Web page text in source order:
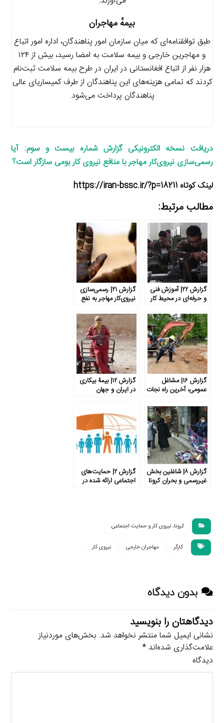
بیمهٔ مهاجران
طبق توافقنامه‌ای که میان سازمان امور پناهندگان، اداره امور اتباع
و مهاجرین خارجی و بیمه سلامت به امضا رسید، بیش از ۱۲۴
هزار نفر از اتباع افغانستانی در ایران در طرح بیمه سلامت ثبت‌نام
کردند که تمامی هزینه‌های این پناهندگان از طرف کمیساریای عالی
پناهندگان پرداخت می‌شود.
دریافت نسخه الکترونیکی گزارش شماره بیست و سوم: آیا
رسمی‌سازی نیروی‌کار مهاجر با منافع نیروی‌ کار بومی سازگار است؟
لینک کوتاه https://iran-bssc.ir/?p=18211
مطالب مرتبط:
گزارش ۲۲| آموزش فنی
‌و حرفه‌ای در محیط کار
و افزایش کیفیت
آموزش
گزارش ۲۱| رسمی‌سازی
نیروی‌کار مهاجر به نفع
ضرر آن‌ها؟
گزارش ۱۶| مشاغل
عمومی، آخرین راه نجات
گزارش ۱۲| بیمۀ بیکاری
در ایران و جهان
گزارش ۸| شاغلین بخش
غیررسمی و بحران کرونا
گزارش ۲| حمایت‌های
اجتماعی ارائه شده در
کرونا، نیروی کار و حمایت اجتماعی
کارگر مهاجران خارجی نیروی کار
بدون دیدگاه
دیدگاهتان را بنویسید
نشانی ایمیل شما منتشر نخواهد شد. بخش‌های موردنیاز
علامت‌گذاری شده‌اند*
دیدگاه